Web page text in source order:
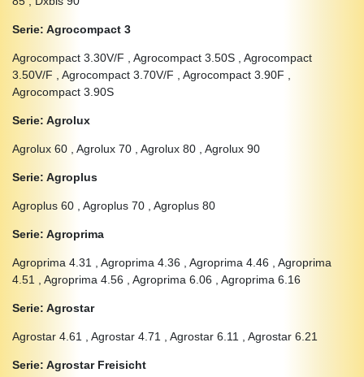
Serie: Agrocompact 3
Agrocompact 3.30V/F , Agrocompact 3.50S , Agrocompact
3.50V/F , Agrocompact 3.70V/F , Agrocompact 3.90F ,
Agrocompact 3.90S
Serie: Agrolux
Agrolux 60 , Agrolux 70 , Agrolux 80 , Agrolux 90
Serie: Agroplus
Agroplus 60 , Agroplus 70 , Agroplus 80
Serie: Agroprima
Agroprima 4.31 , Agroprima 4.36 , Agroprima 4.46 , Agroprima
4.51 , Agroprima 4.56 , Agroprima 6.06 , Agroprima 6.16
Serie: Agrostar
Agrostar 4.61 , Agrostar 4.71 , Agrostar 6.11 , Agrostar 6.21
Serie: Agrostar Freisicht